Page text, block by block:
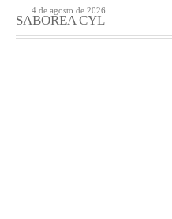
4 de agosto de 2026
SABOREA CYL